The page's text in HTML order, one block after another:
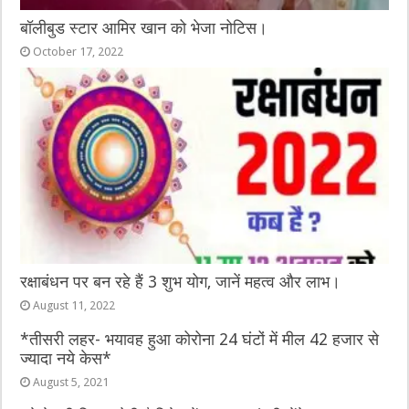
बॉलीबुड स्टार आमिर खान को भेजा नोटिस।
October 17, 2022
रक्षाबंधन पर बन रहे हैं 3 शुभ योग, जानें महत्व और लाभ।
August 11, 2022
*तीसरी लहर- भयावह हुआ कोरोना 24 घंटों में मील 42 हजार से
ज्यादा नये केस*
August 5, 2021